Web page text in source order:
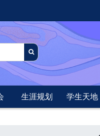
生涯规划 学生天地